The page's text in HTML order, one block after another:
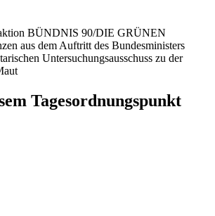
BÜNDNIS 90/DIE GRÜNEN
aus dem Auftritt des Bundesministers
Untersuchungsausschuss zu der
Tagesordnungspunkt